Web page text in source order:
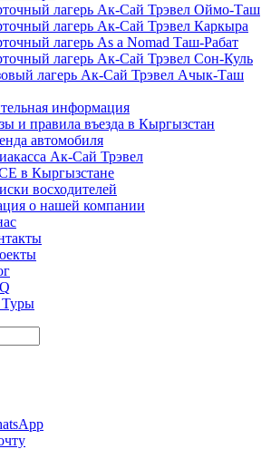
лагерь Ак-Сай Трэвел Оймо-Таш
лагерь Ак-Сай Трэвел Каркыра
лагерь As a Nomad Таш-Рабат
лагерь Ак-Сай Трэвел Сон-Куль
лагерь Ак-Сай Трэвел Ачык-Таш
информация
и правила въезда в Кыргызстан
автомобиля
Ак-Сай Трэвел
в Кыргызстане
восходителей
о нашей компании